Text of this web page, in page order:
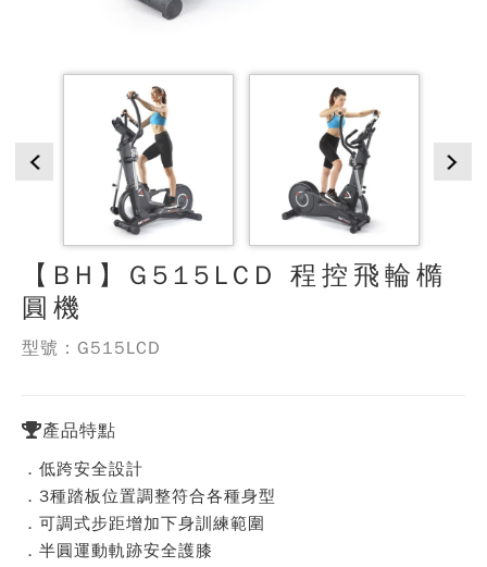
【BH】G515LCD 程控飛輪橢
圓機
型號：G515LCD
產品特點
．低跨安全設計
．3種踏板位置調整符合各種身型
．可調式步距增加下身訓練範圍
．半圓運動軌跡安全護膝